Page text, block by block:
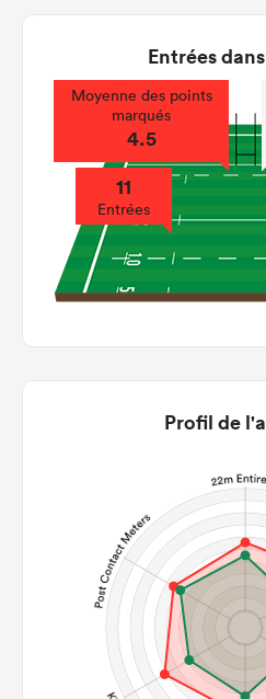
Entrées
Moyenne des points
marqués
4.5
11
Entrées
Profil de